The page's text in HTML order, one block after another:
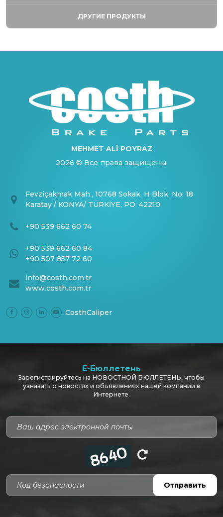
ДРУГИЕ ПРОДУКТЫ
MEHMET ALİ POYRAZ
2026 © Все права защищены.
Fevziçakmak Mah., 10768 Sokak, H Blok, No: 18
Karatay / KONYA/ TÜRKİYE, PO: 42210
+90 539 662 60 74
+90 539 662 60 84
+90 507 857 72 60
info@costh.com.tr
www.costh.com.tr
CosthCaliper
E-Бюллетень
Зарегистрируйтесь на НОВОСТНОЙ БЮЛЛЕТЕНЬ, чтобы
узнавать о новостях и объявлениях нашей компании в
Интернете.
Код безопасности
Отправить